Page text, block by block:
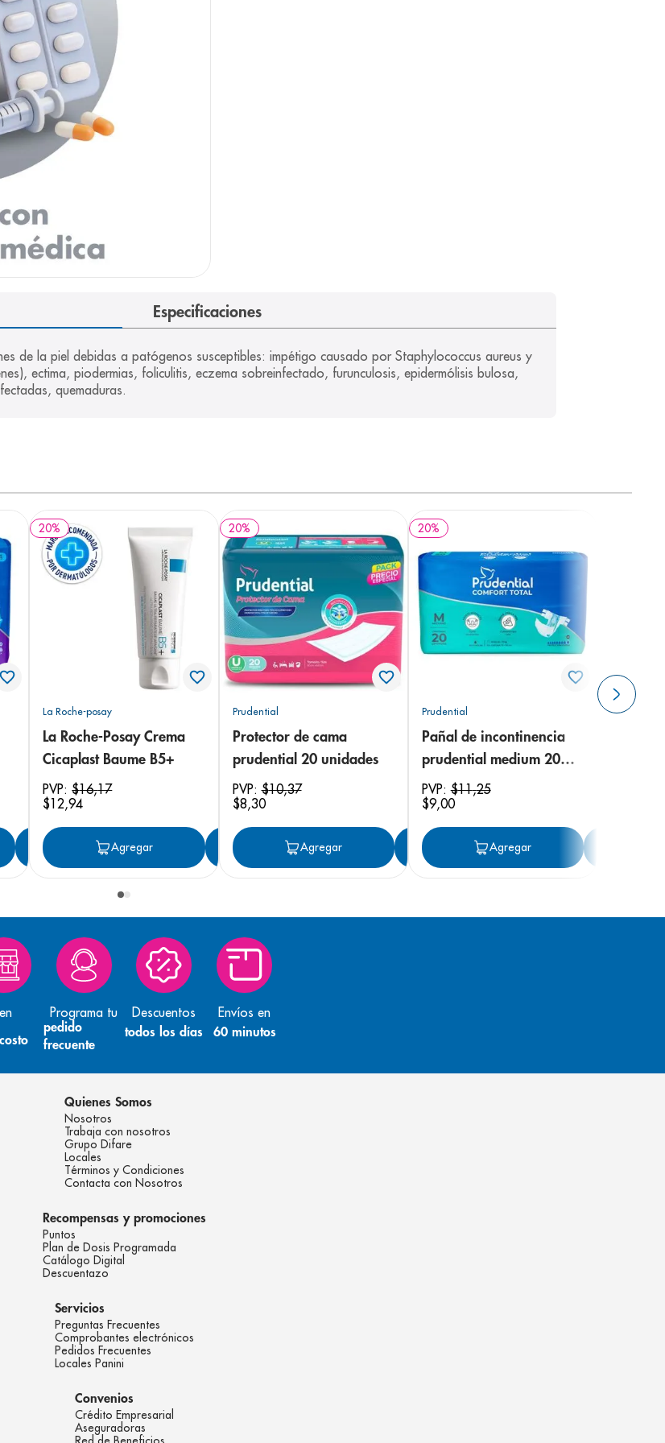
Especificaciones
de la piel debidas a patógenos susceptibles: impétigo causado por Staphylococcus aureus y
ectima, piodermias, foliculitis, eczema sobreinfectado, furunculosis, epidermólisis bulosa,
quemaduras.
Agregar
20%
La Roche-posay
La Roche-Posay Crema
Cicaplast Baume B5+
PVP:$16,17
$12,94
Agregar Agregar
20%
Prudential
Protector de cama
prudential 20 unidades
PVP:$10,37
$8,30
Agregar Agregar
20%
Prudential
Pañal de incontinencia
prudential medium 20
unidades
PVP:$11,25
$9,00
Agregar
Programa tu
pedido
frecuente
Descuentos
todos los días
Envíos en
60 minutos
Quienes Somos
Nosotros
Trabaja con nosotros
Grupo Difare
Locales
Términos y Condiciones
Contacta con Nosotros
Recompensas y promociones
Puntos
Plan de Dosis Programada
Catálogo Digital
Descuentazo
Servicios
Preguntas Frecuentes
Comprobantes electrónicos
Pedidos Frecuentes
Locales Panini
Convenios
Crédito Empresarial
Aseguradoras